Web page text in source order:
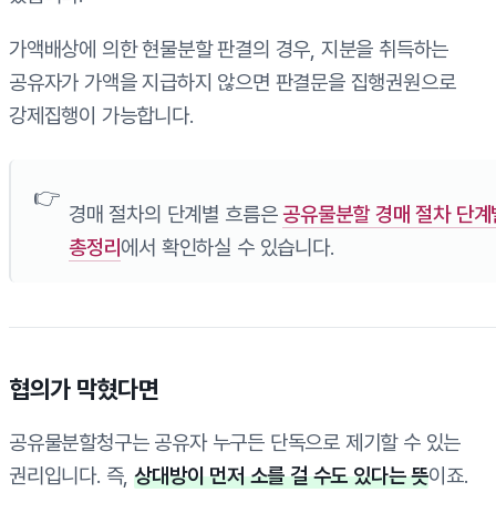
가액배상에 의한 현물분할 판결의 경우, 지분을 취득하는
공유자가 가액을 지급하지 않으면 판결문을 집행권원으로
강제집행이 가능합니다.
경매 절차의 단계별 흐름은공유물분할 경매 절차 단계
총정리 에서 확인하실 수 있습니다.
협의가 막혔다면
공유물분할청구는 공유자 누구든 단독으로 제기할 수 있는
권리입니다. 즉,상대방이 먼저 소를 걸 수도 있다는 뜻이죠.